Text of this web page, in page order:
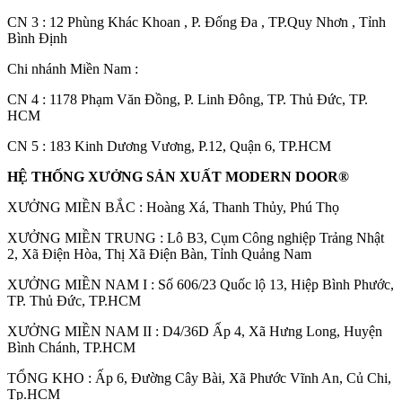
CN 3 : 12 Phùng Khác Khoan , P. Đống Đa , TP.Quy Nhơn , Tỉnh
Bình Định
Chi nhánh Miền Nam :
CN 4 : 1178 Phạm Văn Đồng, P. Linh Đông, TP. Thủ Đức, TP.
HCM
CN 5 : 183 Kinh Dương Vương, P.12, Quận 6, TP.HCM
HỆ THỐNG XƯỞNG SẢN XUẤT MODERN DOOR®
XƯỞNG MIỀN BẮC : Hoàng Xá, Thanh Thủy, Phú Thọ
XƯỞNG MIỀN TRUNG : Lô B3, Cụm Công nghiệp Trảng Nhật
2, Xã Điện Hòa, Thị Xã Điện Bàn, Tỉnh Quảng Nam
XƯỞNG MIỀN NAM I : Số 606/23 Quốc lộ 13, Hiệp Bình Phước,
TP. Thủ Đức, TP.HCM
XƯỞNG MIỀN NAM II : D4/36D Ấp 4, Xã Hưng Long, Huyện
Bình Chánh, TP.HCM
TỔNG KHO : Ấp 6, Đường Cây Bài, Xã Phước Vĩnh An, Củ Chi,
Tp.HCM